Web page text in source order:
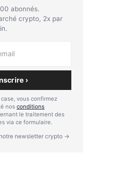
abonnés.
crypto, 2x par
›
vous confirmez
nos conditions
le traitement des
via ce formulaire.
newsletter crypto →